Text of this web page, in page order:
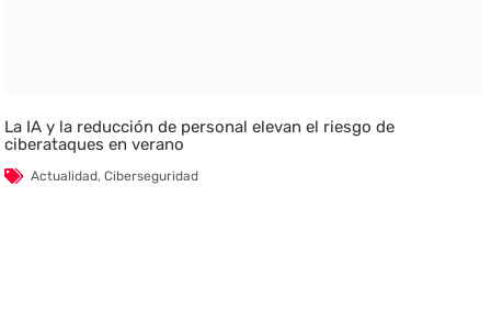
La IA y la reducción de personal elevan el riesgo de
ciberataques en verano
Actualidad,Ciberseguridad